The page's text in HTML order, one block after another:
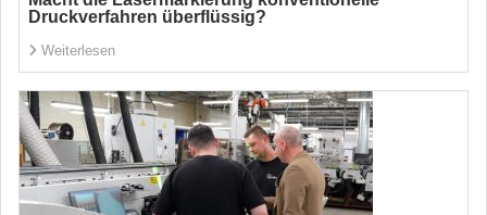
Druckverfahren überflüssig?
Weiterlesen